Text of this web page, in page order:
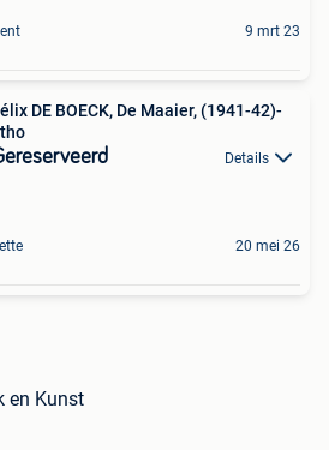
9 mrt 23
DE BOECK, De Maaier, (1941-42)-
Details
20 mei 26
en Kunst